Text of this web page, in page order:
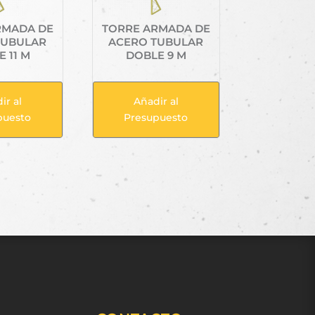
DE
11 M
al
TORRE ARMADA DE
ACERO TUBULAR
DOBLE 9 M
Añadir al
Presupuesto